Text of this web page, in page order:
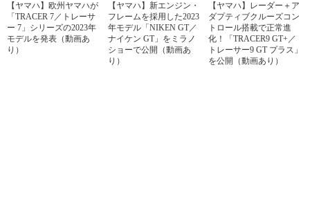
【ヤマハ】欧州ヤマハが
「TRACER 7／トレーサ
ー 7」シリーズの2023年
モデルを発表（動画あ
り）
【ヤマハ】新エンジン・
フレームを採用した2023
年モデル「NIKEN GT／
ナイケン GT」をミラノ
ショーで公開（動画あ
り）
【ヤマハ】レーダー＋ア
ダプティブクルーズコン
トロール搭載で正常進
化！「TRACER9 GT+／
トレーサー9 GT プラス」
を公開（動画あり）